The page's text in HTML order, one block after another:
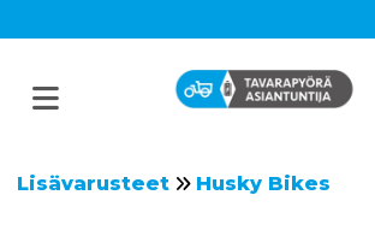
Lisävarusteet Husky Bikes